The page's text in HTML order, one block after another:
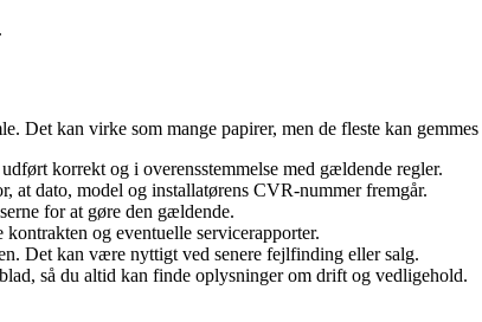
Det kan virke som mange papirer, men de fleste kan
korrekt og i overensstemmelse med gældende regler.
at dato, model og installatørens CVR-nummer fremgår.
for at gøre den gældende.
og eventuelle servicerapporter.
Det kan være nyttigt ved senere fejlfinding eller salg.
så du altid kan finde oplysninger om drift og vedligehold.